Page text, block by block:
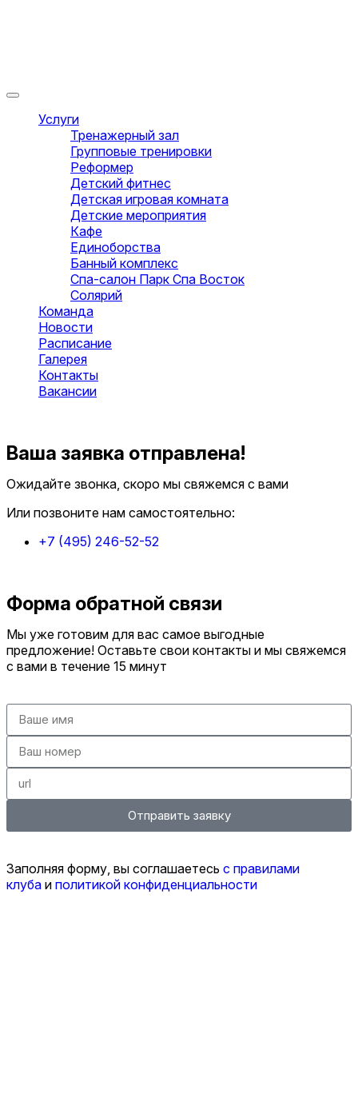
Услуги
Тренажерный зал
Групповые тренировки
Реформер
Детский фитнес
Детская игровая комната
Детские мероприятия
Кафе
Единоборства
Банный комплекс
Спа-салон Парк Спа Восток
Солярий
Команда
Новости
Расписание
Галерея
Контакты
Вакансии
Ваша заявка отправлена!
Ожидайте звонка, скоро мы свяжемся с вами
Или позвоните нам самостоятельно:
+7 (495) 246-52-52
Форма обратной связи
Мы уже готовим для вас самое выгодные
предложение! Оставьте свои контакты и мы свяжемся
с вами в течение 15 минут
Отправить заявку
Заполняя форму, вы соглашаетесь с правилами
клуба и политикой конфиденциальности